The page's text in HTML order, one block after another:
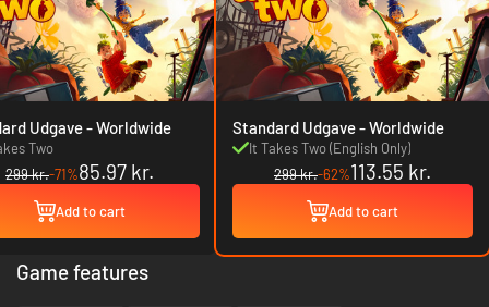
Standard Udgave - Worldwide
Two
299 kr.-71%85.97 kr.
Add to cart
Standard Udgave - Worldwide
It Takes Two (English Only)
299 kr.-62%113.55 kr.
Add to cart
Game features